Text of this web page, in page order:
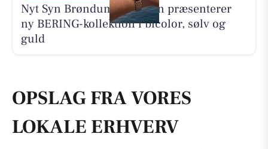
Nyt Syn Brøndum Jeppesen præsenterer
ny BERING-kollektion i bicolor, sølv og
guld
OPSLAG FRA VORES
LOKALE ERHVERV